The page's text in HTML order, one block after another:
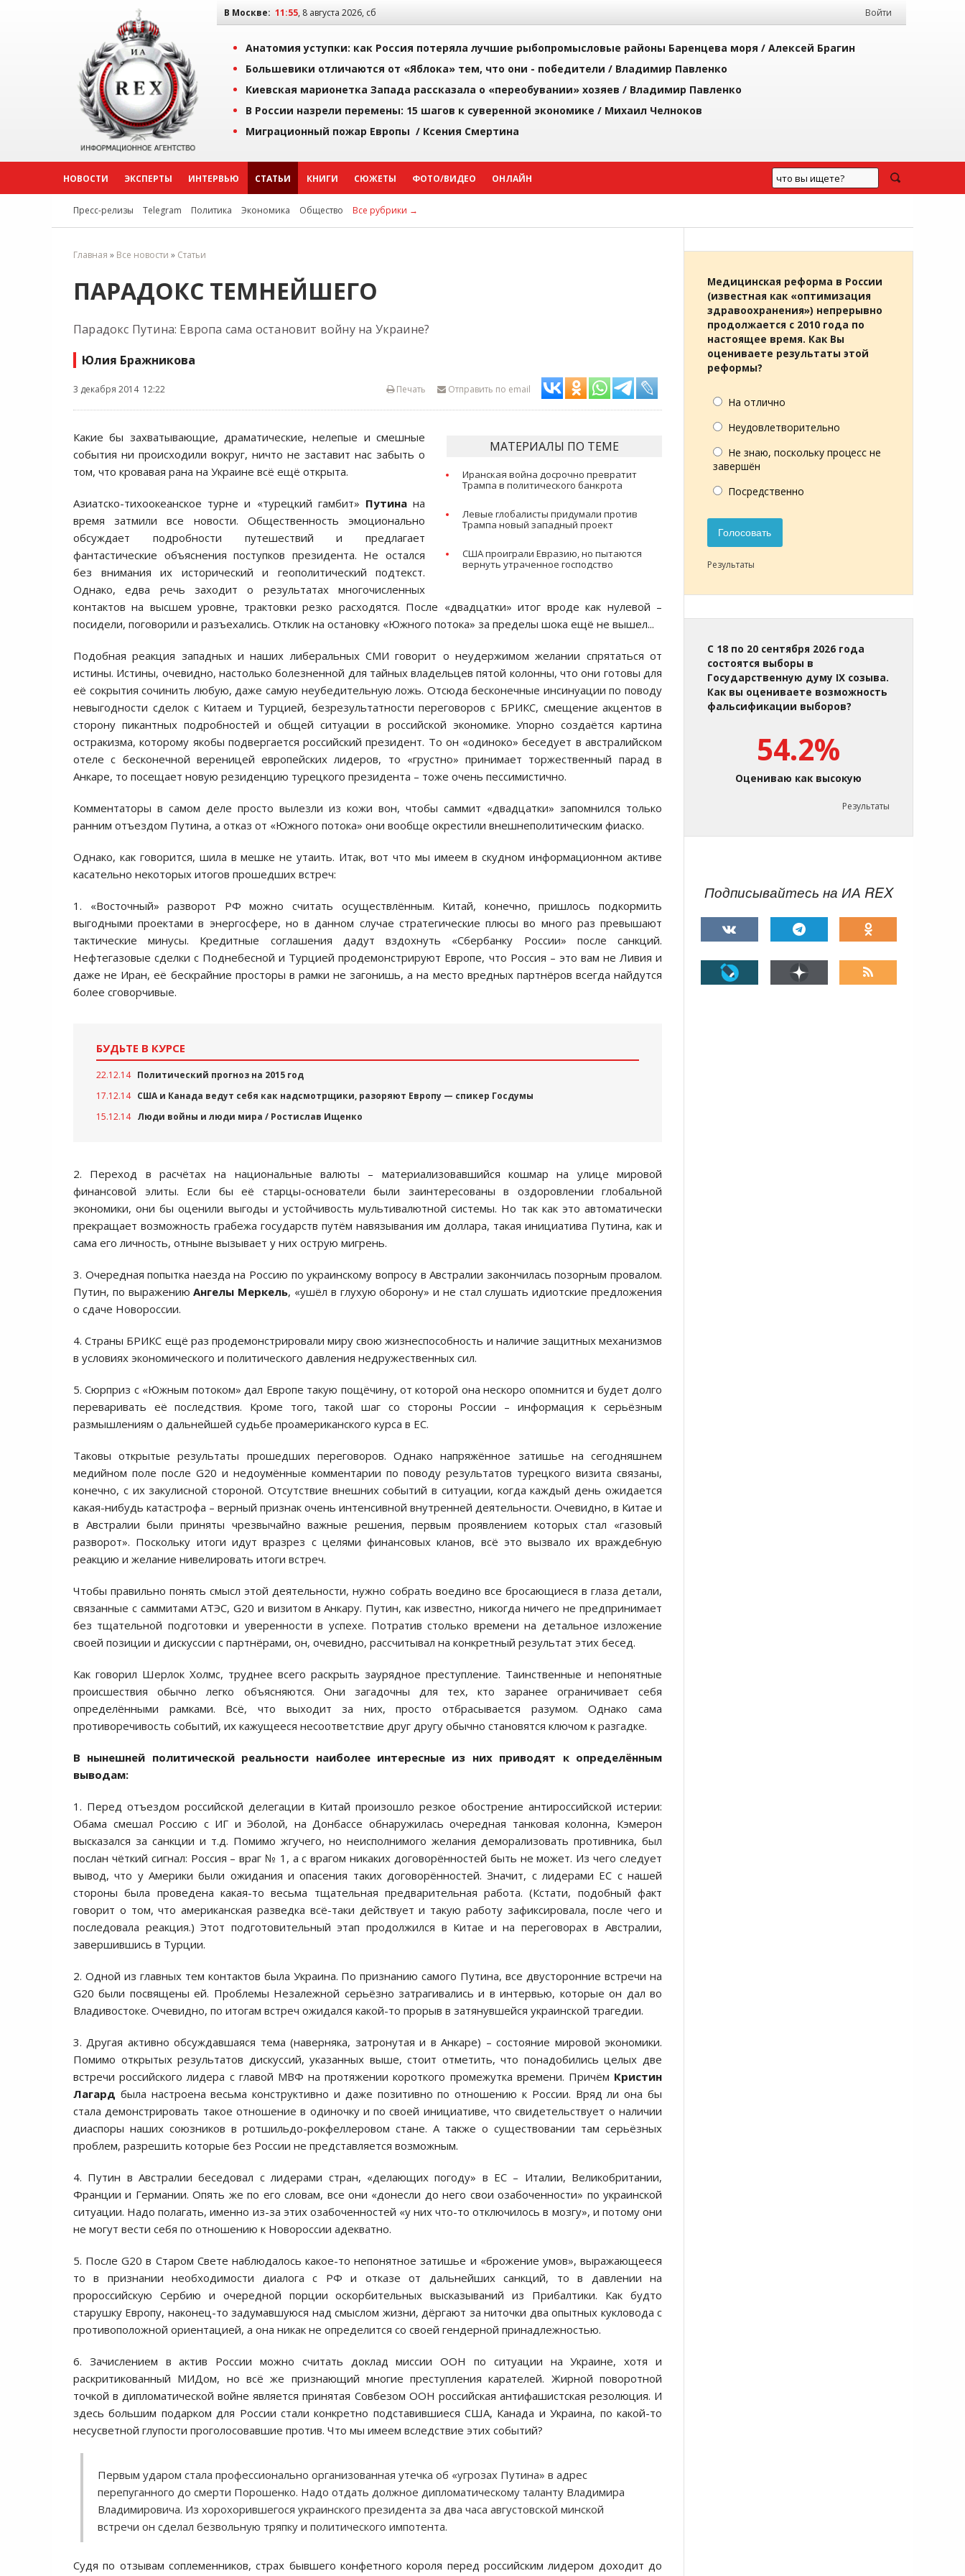
В Москве: 11:55, 8 августа 2026, сб Войти
Анатомия уступки: как Россия потеряла лучшие рыбопромысловые районы Баренцева моря / Алексей Брагин
Большевики отличаются от «Яблока» тем, что они - победители / Владимир Павленко
Киевская марионетка Запада рассказала о «переобувании» хозяев / Владимир Павленко
В России назрели перемены: 15 шагов к суверенной экономике / Михаил Челноков
Миграционный пожар Европы / Ксения Смертина
НОВОСТИ ЭКСПЕРТЫ ИНТЕРВЬЮ СТАТЬИ КНИГИ СЮЖЕТЫ ФОТО/ВИДЕО ОНЛАЙН
Пресс-релизы Telegram Политика Экономика Общество Все рубрики →
Главная » Все новости » Статьи
ПАРАДОКС ТЕМНЕЙШЕГО
Парадокс Путина: Европа сама остановит войну на Украине?
Юлия Бражникова
3 декабря 2014 12:22 Отправить по email
Печать
МАТЕРИАЛЫ ПО ТЕМЕ
Иранская война досрочно превратит
Трампа в политического банкрота
Левые глобалисты придумали против
Трампа новый западный проект
США проиграли Евразию, но пытаются
вернуть утраченное господство
Какие бы захватывающие, драматические, нелепые и смешные
события ни происходили вокруг, ничто не заставит нас забыть о
том, что кровавая рана на Украине всё ещё открыта.
Азиатско-тихоокеанское турне и «турецкий гамбит» Путинана
время затмили все новости. Общественность эмоционально
обсуждает подробности путешествий и предлагает
фантастические объяснения поступков президента. Не остался
без внимания их исторический и геополитический подтекст.
Однако, едва речь заходит о результатах многочисленных
контактов на высшем уровне, трактовки резко расходятся. После «двадцатки» итог вроде как нулевой –
посидели, поговорили и разъехались. Отклик на остановку «Южного потока» за пределы шока ещё не вышел...
Подобная реакция западных и наших либеральных СМИ говорит о неудержимом желании спрятаться от
истины. Истины, очевидно, настолько болезненной для тайных владельцев пятой колонны, что они готовы для
её сокрытия сочинить любую, даже самую неубедительную ложь. Отсюда бесконечные инсинуации по поводу
невыгодности сделок с Китаем и Турцией, безрезультатности переговоров с БРИКС, смещение акцентов в
сторону пикантных подробностей и общей ситуации в российской экономике. Упорно создаётся картина
остракизма, которому якобы подвергается российский президент. То он «одиноко» беседует в австралийском
отеле с бесконечной вереницей европейских лидеров, то «грустно» принимает торжественный парад в
Анкаре, то посещает новую резиденцию турецкого президента – тоже очень пессимистично.
Комментаторы в самом деле просто вылезли из кожи вон, чтобы саммит «двадцатки» запомнился только
ранним отъездом Путина, а отказ от «Южного потока» они вообще окрестили внешнеполитическим фиаско.
Однако, как говорится, шила в мешке не утаить. Итак, вот что мы имеем в скудном информационном активе
касательно некоторых итогов прошедших встреч:
1. «Восточный» разворот РФ можно считать осуществлённым. Китай, конечно, пришлось подкормить
выгодными проектами в энергосфере, но в данном случае стратегические плюсы во много раз превышают
тактические минусы. Кредитные соглашения дадут вздохнуть «Сбербанку России» после санкций.
Нефтегазовые сделки с Поднебесной и Турцией продемонстрируют Европе, что Россия – это вам не Ливия и
даже не Иран, её бескрайние просторы в рамки не загонишь, а на место вредных партнёров всегда найдутся
более сговорчивые.
БУДЬТЕ В КУРСЕ
22.12.14 Политический прогноз на 2015 год
17.12.14 США и Канада ведут себя как надсмотрщики, разоряют Европу — спикер Госдумы
15.12.14 Люди войны и люди мира / Ростислав Ищенко
2. Переход в расчётах на национальные валюты – материализовавшийся кошмар на улице мировой
финансовой элиты. Если бы её старцы-основатели были заинтересованы в оздоровлении глобальной
экономики, они бы оценили выгоды и устойчивость мультивалютной системы. Но так как это автоматически
прекращает возможность грабежа государств путём навязывания им доллара, такая инициатива Путина, как и
сама его личность, отныне вызывает у них острую мигрень.
3. Очередная попытка наезда на Россию по украинскому вопросу в Австралии закончилась позорным провалом.
Путин, по выражениюАнгелы Меркель, «ушёл в глухую оборону» и не стал слушать идиотские предложения
о сдаче Новороссии.
4. Страны БРИКС ещё раз продемонстрировали миру свою жизнеспособность и наличие защитных механизмов
в условиях экономического и политического давления недружественных сил.
5. Сюрприз с «Южным потоком» дал Европе такую пощёчину, от которой она нескоро опомнится и будет долго
переваривать её последствия. Кроме того, такой шаг со стороны России – информация к серьёзным
размышлениям о дальнейшей судьбе проамериканского курса в ЕС.
Таковы открытые результаты прошедших переговоров. Однако напряжённое затишье на сегодняшнем
медийном поле после G20 и недоумённые комментарии по поводу результатов турецкого визита связаны,
конечно, с их закулисной стороной. Отсутствие внешних событий в ситуации, когда каждый день ожидается
какая-нибудь катастрофа – верный признак очень интенсивной внутренней деятельности. Очевидно, в Китае и
в Австралии были приняты чрезвычайно важные решения, первым проявлением которых стал «газовый
разворот». Поскольку итоги идут вразрез с целями финансовых кланов, всё это вызвало их враждебную
реакцию и желание нивелировать итоги встреч.
Чтобы правильно понять смысл этой деятельности, нужно собрать воедино все бросающиеся в глаза детали,
связанные с саммитами АТЭС, G20 и визитом в Анкару. Путин, как известно, никогда ничего не предпринимает
без тщательной подготовки и уверенности в успехе. Потратив столько времени на детальное изложение
своей позиции и дискуссии с партнёрами, он, очевидно, рассчитывал на конкретный результат этих бесед.
Как говорил Шерлок Холмс, труднее всего раскрыть заурядное преступление. Таинственные и непонятные
происшествия обычно легко объясняются. Они загадочны для тех, кто заранее ограничивает себя
определёнными рамками. Всё, что выходит за них, просто отбрасывается разумом. Однако сама
противоречивость событий, их кажущееся несоответствие друг другу обычно становятся ключом к разгадке.
В нынешней политической реальности наиболее интересные из них приводят к определённым
выводам:
1. Перед отъездом российской делегации в Китай произошло резкое обострение антироссийской истерии:
Обама смешал Россию с ИГ и Эболой, на Донбассе обнаружилась очередная танковая колонна, Кэмерон
высказался за санкции и т.д. Помимо жгучего, но неисполнимого желания деморализовать противника, был
послан чёткий сигнал: Россия – враг № 1, а с врагом никаких договорённостей быть не может. Из чего следует
вывод, что у Америки были ожидания и опасения таких договорённостей. Значит, с лидерами ЕС с нашей
стороны была проведена какая-то весьма тщательная предварительная работа. (Кстати, подобный факт
говорит о том, что американская разведка всё-таки действует и такую работу зафиксировала, после чего и
последовала реакция.) Этот подготовительный этап продолжился в Китае и на переговорах в Австралии,
завершившись в Турции.
2. Одной из главных тем контактов была Украина. По признанию самого Путина, все двусторонние встречи на
G20 были посвящены ей. Проблемы Незалежной серьёзно затрагивались и в интервью, которые он дал во
Владивостоке. Очевидно, по итогам встреч ожидался какой-то прорыв в затянувшейся украинской трагедии.
3. Другая активно обсуждавшаяся тема (наверняка, затронутая и в Анкаре) – состояние мировой экономики.
Помимо открытых результатов дискуссий, указанных выше, стоит отметить, что понадобились целых две
встречи российского лидера с главой МВФ на протяжении короткого промежутка времени. Причём Кристин
Лагард была настроена весьма конструктивно и даже позитивно по отношению к России. Вряд ли она бы
стала демонстрировать такое отношение в одиночку и по своей инициативе, что свидетельствует о наличии
диаспоры наших союзников в ротшильдо-рокфеллеровом стане. А также о существовании там серьёзных
проблем, разрешить которые без России не представляется возможным.
4. Путин в Австралии беседовал с лидерами стран, «делающих погоду» в ЕС – Италии, Великобритании,
Франции и Германии. Опять же по его словам, все они «донесли до него свои озабоченности» по украинской
ситуации. Надо полагать, именно из-за этих озабоченностей «у них что-то отключилось в мозгу», и потому они
не могут вести себя по отношению к Новороссии адекватно.
5. После G20 в Старом Свете наблюдалось какое-то непонятное затишье и «брожение умов», выражающееся
то в признании необходимости диалога с РФ и отказе от дальнейших санкций, то в давлении на
пророссийскую Сербию и очередной порции оскорбительных высказываний из Прибалтики. Как будто
старушку Европу, наконец-то задумавшуюся над смыслом жизни, дёргают за ниточки два опытных кукловода с
противоположной ориентацией, а она никак не определится со своей гендерной принадлежностью.
6. Зачислением в актив России можно считать доклад миссии ООН по ситуации на Украине, хотя и
раскритикованный МИДом, но всё же признающий многие преступления карателей. Жирной поворотной
точкой в дипломатической войне является принятая Совбезом ООН российская антифашистская резолюция. И
здесь большим подарком для России стали конкретно подставившиеся США, Канада и Украина, по какой-то
несусветной глупости проголосовавшие против. Что мы имеем вследствие этих событий?
Первым ударом стала профессионально организованная утечка об «угрозах Путина» в адрес
перепуганного до смерти Порошенко. Надо отдать должное дипломатическому таланту Владимира
Владимировича. Из хорохорившегося украинского президента за два часа августовской минской
встречи он сделал безвольную тряпку и политического импотента.
Судя по отзывам соплеменников, страх бывшего конфетного короля перед российским лидером доходит до
Медицинская реформа в России
(известная как «оптимизация
здравоохранения») непрерывно
продолжается с 2010 года по
настоящее время. Как Вы
оцениваете результаты этой
реформы?
На отлично
Неудовлетворительно
Не знаю, поскольку процесс не
завершён
Посредственно
Голосовать
Результаты
С 18 по 20 сентября 2026 года
состоятся выборы в
Государственную думу IX созыва.
Как вы оцениваете возможность
фальсификации выборов?
54.2%
Оцениваю как высокую
Результаты
Подписывайтесь на ИА REX